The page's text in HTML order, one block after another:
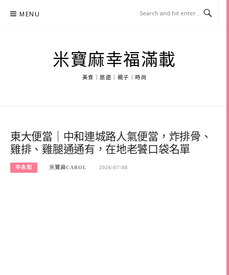
MENU
米寶麻幸福滿載
美食｜旅遊｜親子｜時尚
東大便當｜中和連城路人氣便當，炸排骨、
雞排、雞腿通通有，在地老饕口袋名單
中永和 米寶麻CAROL 2026-07-08